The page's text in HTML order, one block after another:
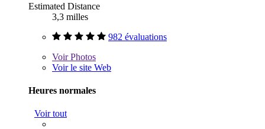
Estimated Distance
3,3 milles
982 évaluations
VoirPhotos
Voir le site Web
Heures normales
Voir tout